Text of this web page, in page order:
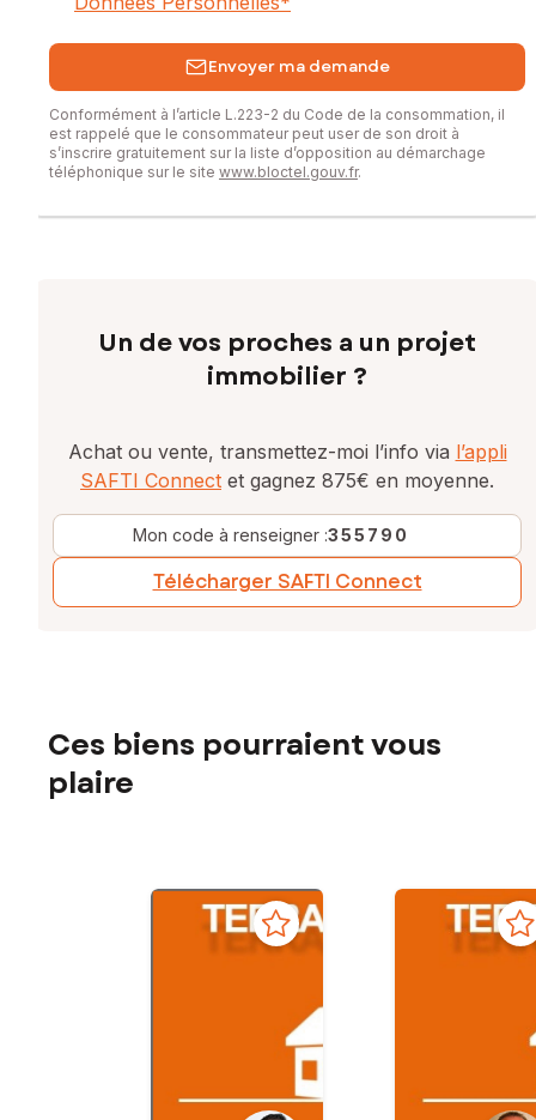
Envoyer ma demande
Conformément à l’article L.223-2 du Code de la consommation, il
est rappelé que le consommateur peut user de son droit à
s’inscrire gratuitement sur la liste d’opposition au démarchage
téléphonique sur le site www.bloctel.gouv.fr.
Un de vos proches a un projet
immobilier ?
Achat ou vente, transmettez-moi l’info via l’appli
SAFTI Connect et gagnez 875€ en moyenne.
Mon code à renseigner :355790
Télécharger SAFTI Connect
Ces biens pourraient vous
plaire